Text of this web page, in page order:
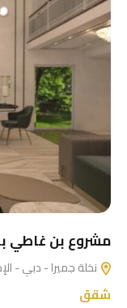
مشروع بن غاطي
نخلة جميرا - دبي -
شقق